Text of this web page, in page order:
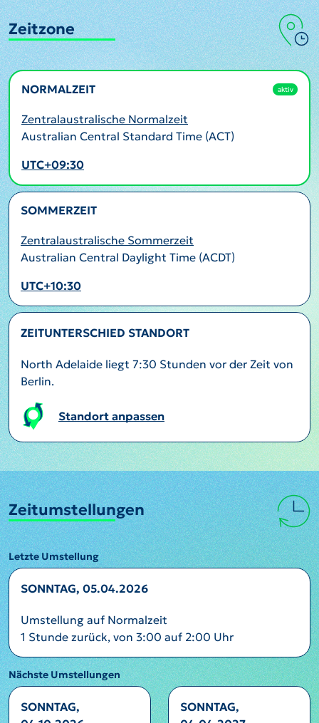
Zeitzone
NORMALZEIT aktiv
Zentralaustralische Normalzeit
Australian Central Standard Time (ACT)
UTC+09:30
SOMMERZEIT
Zentralaustralische Sommerzeit
Australian Central Daylight Time (ACDT)
UTC+10:30
ZEITUNTERSCHIED STANDORT
North Adelaide liegt 7:30 Stunden vor der Zeit von
Berlin.
Standort anpassen
Zeitumstellungen
Letzte Umstellung
SONNTAG, 05.04.2026
Umstellung auf Normalzeit
1 Stunde zurück, von 3:00 auf 2:00 Uhr
Nächste Umstellungen
SONNTAG,
SONNTAG,